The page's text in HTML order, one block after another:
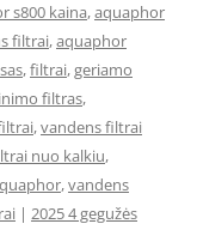
s800 kaina,aquaphor
filtrai,aquaphor
,filtrai,geriamo
filtras,
,vandens filtrai
nuo kalkiu,
,vandens
| 2025 4 gegužės